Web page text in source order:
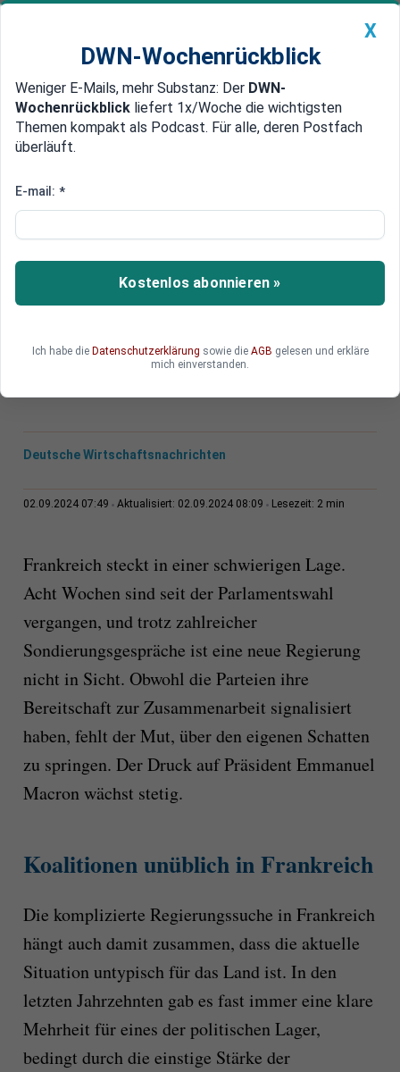
Newsticker MEIN DWN: Geldanlage Premium
Edelmetalle DWN-Magazin China
Frankreich: Regierungssuche
sehr an seiner Macht?
Die Bildung einer neuen Regierung in Frankreich
gestaltet sich als äußerst schwierig. Präsident
ausgesetzt. Hält er zu sehr an seiner Macht
Deutsche Wirtschaftsnachrichten
02.09.2024 07:49 Aktualisiert: 02.09.2024 08:09 Lesezeit: 2 min
Frankreich steckt in einer schwierigen Lage.
Acht Wochen sind seit der Parlamentswahl
vergangen, und trotz zahlreicher
Sondierungsgespräche ist eine neue Regierung
nicht in Sicht. Obwohl die Parteien ihre
Bereitschaft zur Zusammenarbeit signalisiert
haben, fehlt der Mut, über den eigenen Schatten
zu springen. Der Druck auf Präsident Emmanuel
Macron wächst stetig.
Koalitionen unüblich in Frankreich
Die komplizierte Regierungssuche in Frankreich
hängt auch damit zusammen, dass die aktuelle
Situation untypisch für das Land ist. In den
letzten Jahrzehnten gab es fast immer eine klare
Mehrheit für eines der politischen Lager,
bedingt durch die einstige Stärke der
X
DWN-Wochenrückblick
Weniger E-Mails, mehr Substanz: Der DWN-
Wochenrückblick liefert 1x/Woche die wichtigsten
Themen kompakt als Podcast. Für alle, deren Postfach
überläuft.
E-mail: *
Kostenlos abonnieren »
Ich habe die Datenschutzerklärung sowie die AGB gelesen und erkläre
mich einverstanden.